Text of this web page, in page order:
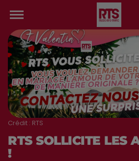
Crédit : RTS
RTS SOLLICITE LES
!